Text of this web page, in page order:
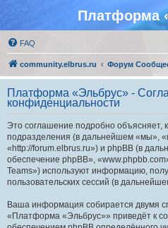
Платформа
FAQ
community.elbrus.ru Форум
Платформа «Эльбрус» -
конфиденциальности
Это соглашение подробно объясняет,
подразделения (в дальнейшем «мы»,
«http://forum.elbrus.ru») и phpBB (в
обеспечение phpBB»,
Teams») используют информацию,
пользовательских сессий (в
Ваша информация собирается двумя
«Платформа «Эльбрус»» приведёт к